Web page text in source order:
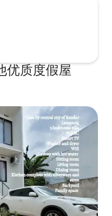
优质度假屋